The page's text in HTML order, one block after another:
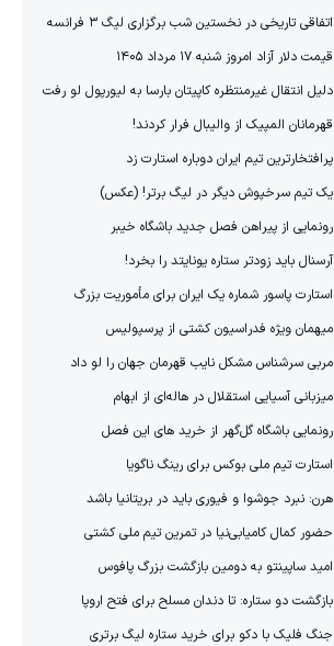
اتفاقی تاریخی در نخستین شب برگزاری لیگ ۳ فرانسه
قیمت دلار آزاد امروز شنبه ۱۷ مرداد ۱۴۰۵
دلیل انتقال غیرمنتظره کاپیتان بارسا به لیورپول لو رفت
قهرمانان المپیک از والیبال فرار کردند!
پرافتخارترین تیم ایران دوباره استارت زد
یک تیم سرخپوش دیگر در لیگ برتر! (عکس)
رونمایی از پیراهن فصل جدید باشگاه خیبر
آرسنال باید زودتر ستاره یونایتد را بخرد!
استارت پاسور شماره یک ایران برای مأموریت بزرگ
میهمان ویژه فدراسیون کشتی از پرسپولیس
مربی سرشناس مشکل نایب قهرمان جهان را لو داد
میزبانی آسیایی استقلال در هاله‌ای از ابهام
رونمایی باشگاه گل‌گهر از خرید های این فصل
استارت تیم ملی بوکس برای رینگ ناگویا
هرن: نبرد جوشوا و فیوری باید در بریتانیا باشد
حضور کمال کامیابی‌نیا در تمرین تیم ملی کشتی
امید ساپینتو به دومین بازگشت بزرگ پافوس
بازگشت دو ستاره: تا دندان مسلح برای فتح اروپا
جنگ فلیک با دکو برای خرید ستاره لیگ برتری